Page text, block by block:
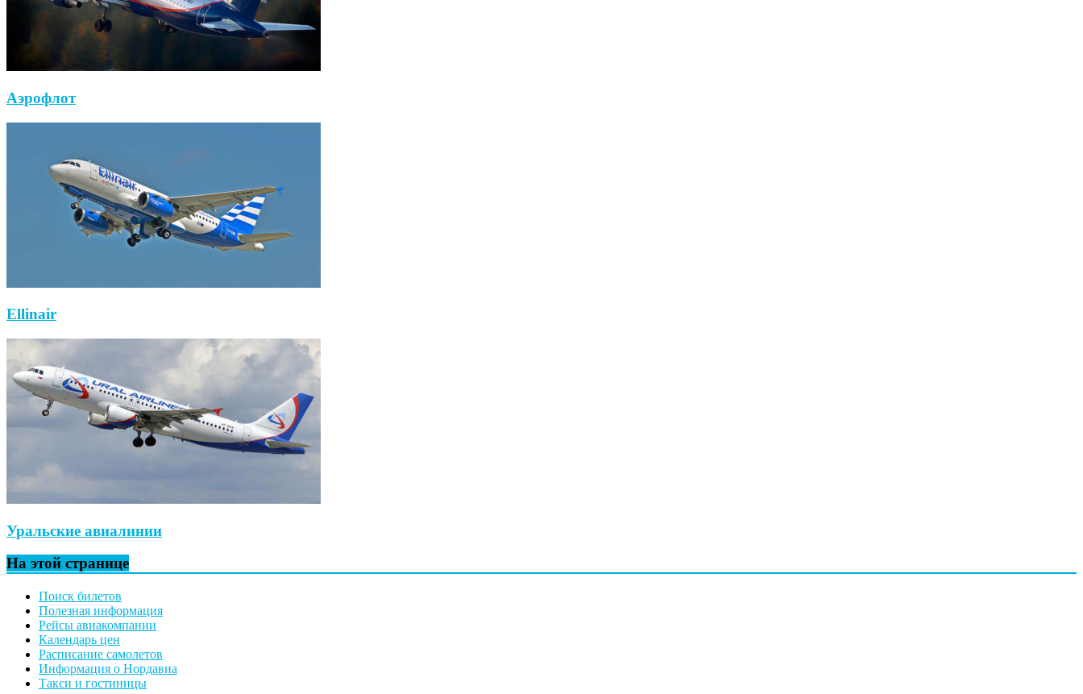
Аэрофлот
Ellinair
Уральские авиалинии
На этой странице
Поиск билетов
Полезная информация
Рейсы авиакомпании
Календарь цен
Расписание самолетов
Информация о Нордавиа
Такси и гостиницы